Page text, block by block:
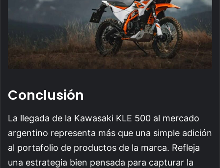
Conclusión
La llegada de la Kawasaki KLE 500 al mercado
argentino representa más que una simple adición
al portafolio de productos de la marca. Refleja
una estrategia bien pensada para capturar la